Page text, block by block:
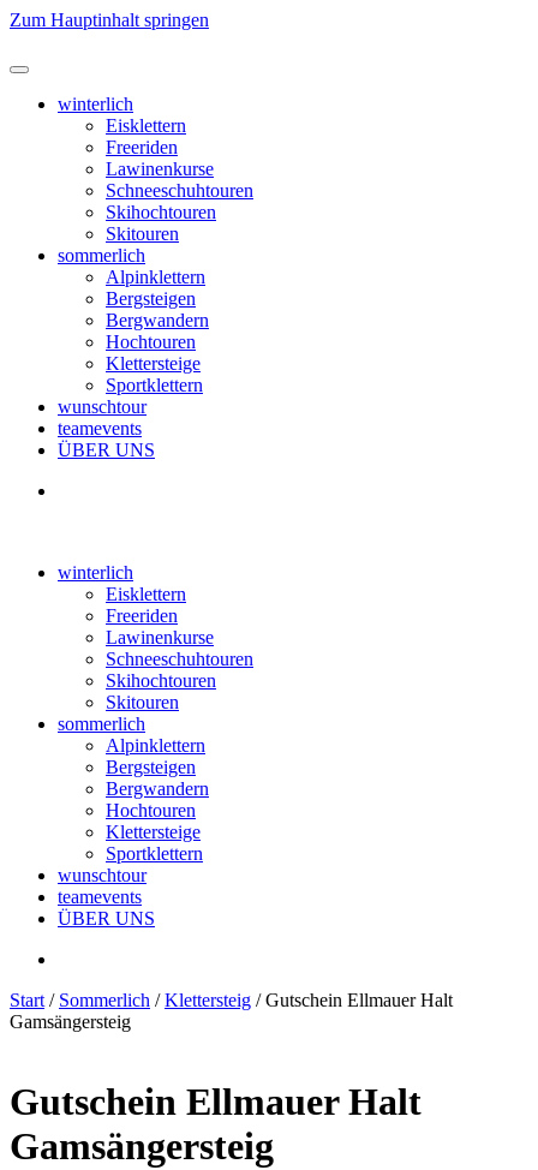
Zum Hauptinhalt springen
winterlich
Eisklettern
Freeriden
Lawinenkurse
Schneeschuhtouren
Skihochtouren
Skitouren
sommerlich
Alpinklettern
Bergsteigen
Bergwandern
Hochtouren
Klettersteige
Sportklettern
wunschtour
teamevents
ÜBER UNS
winterlich
Eisklettern
Freeriden
Lawinenkurse
Schneeschuhtouren
Skihochtouren
Skitouren
sommerlich
Alpinklettern
Bergsteigen
Bergwandern
Hochtouren
Klettersteige
Sportklettern
wunschtour
teamevents
ÜBER UNS
Start / Sommerlich /Klettersteig / Gutschein Ellmauer Halt
Gamsängersteig
Gutschein Ellmauer Halt
Gamsängersteig